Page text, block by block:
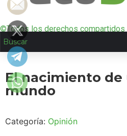
©Todos los derechos compartidos
El nacimiento de
mundo
Categoría: Opinión